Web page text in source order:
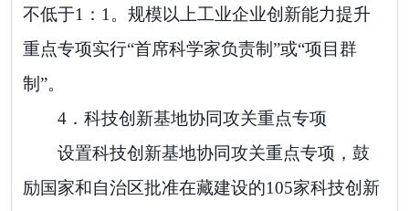
不低于1 ： 1 。 规模以上工业企业创新能力提升
重点专项实行“首席科学家负责制 ”或“项目群
制 ”。
4． 科技创新基地协同攻关重点专项
设置科技创新基地协同攻关重点专项， 鼓
励国家和自治区批准在藏建设的105家科技创新